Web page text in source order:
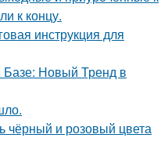
к концу.
инструкция для
Новый Тренд в
чёрный и розовый цвета